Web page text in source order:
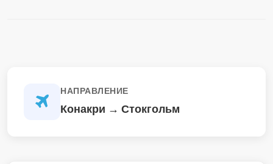
НАПРАВЛЕНИЕ
Конакри → Стокгольм